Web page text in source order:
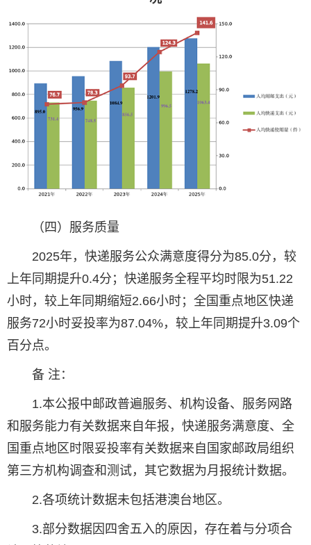
（四）服务质量
2025年，快递服务公众满意度得分为85.0分，较
上年同期提升0.4分；快递服务全程平均时限为51.22
小时，较上年同期缩短2.66小时；全国重点地区快递
服务72小时妥投率为87.04%，较上年同期提升3.09个
百分点。
备 注：
1.本公报中邮政普遍服务、机构设备、服务网路
和服务能力有关数据来自年报，快递服务满意度、全
国重点地区时限妥投率有关数据来自国家邮政局组织
第三方机构调查和测试，其它数据为月报统计数据。
2.各项统计数据未包括港澳台地区。
3.部分数据因四舍五入的原因，存在着与分项合